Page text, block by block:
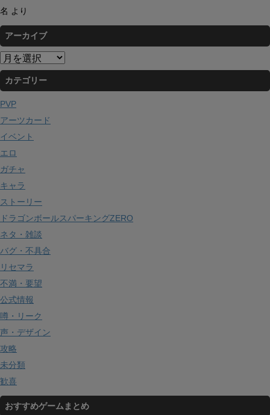
名 より
アーカイブ
ア
ー
カ
イ
ブ
カテゴリー
PVP
アーツカード
イベント
エロ
ガチャ
キャラ
ストーリー
ドラゴンボールスパーキングZERO
ネタ・雑談
バグ・不具合
リセマラ
不満・要望
公式情報
噂・リーク
声・デザイン
攻略
未分類
歓喜
おすすめゲームまとめ